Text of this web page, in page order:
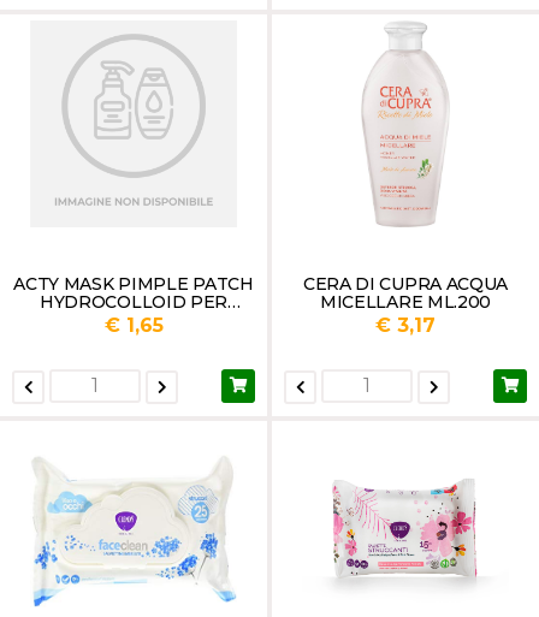
ACTY MASK PIMPLE PATCH
HYDROCOLLOID PER
BRUFOLI
€ 1,65
CERA DI CUPRA ACQUA
MICELLARE ML.200
€ 3,17